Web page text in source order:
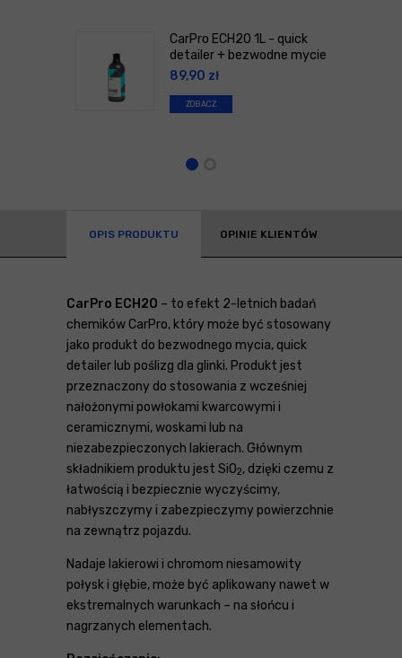
CarPro ECH2O 1L - quick
detailer + bezwodne mycie
89,90 zł
ZOBACZ
OPIS PRODUKTU OPINIE KLIENTÓW
CarPro ECH2O – to efekt 2-letnich badań
chemików CarPro, który może być stosowany
jako produkt do bezwodnego mycia, quick
detailer lub poślizg dla glinki. Produkt jest
przeznaczony do stosowania z wcześniej
nałożonymi powłokami kwarcowymi i
ceramicznymi, woskami lub na
niezabezpieczonych lakierach. Głównym
składnikiem produktu jest SiO2, dzięki czemu z
łatwością i bezpiecznie wyczyścimy,
nabłyszczymy i zabezpieczymy powierzchnie
na zewnątrz pojazdu.
Nadaje lakierowi i chromom niesamowity
połysk i głębie, może być aplikowany nawet w
ekstremalnych warunkach – na słońcu i
nagrzanych elementach.